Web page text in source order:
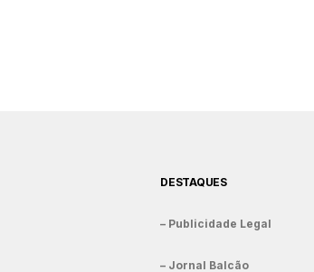
DESTAQUES
– Publicidade Legal
– Jornal Balcão